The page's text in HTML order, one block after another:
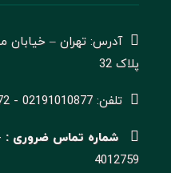
آدرس: تهران – خیابان
پلاک 32
تلفن: 02191010877 - 02154772
شماره تماس ضروری :
4012759